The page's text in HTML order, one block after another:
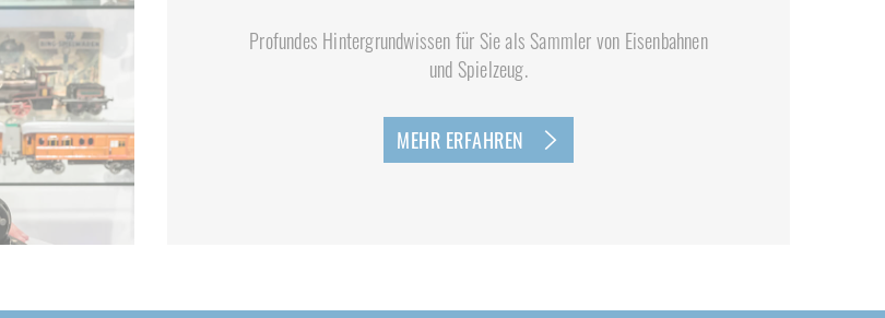
Profundes Hintergrundwissen für Sie als Sammler von Eisenbahnen
und Spielzeug.
MEHR ERFAHREN